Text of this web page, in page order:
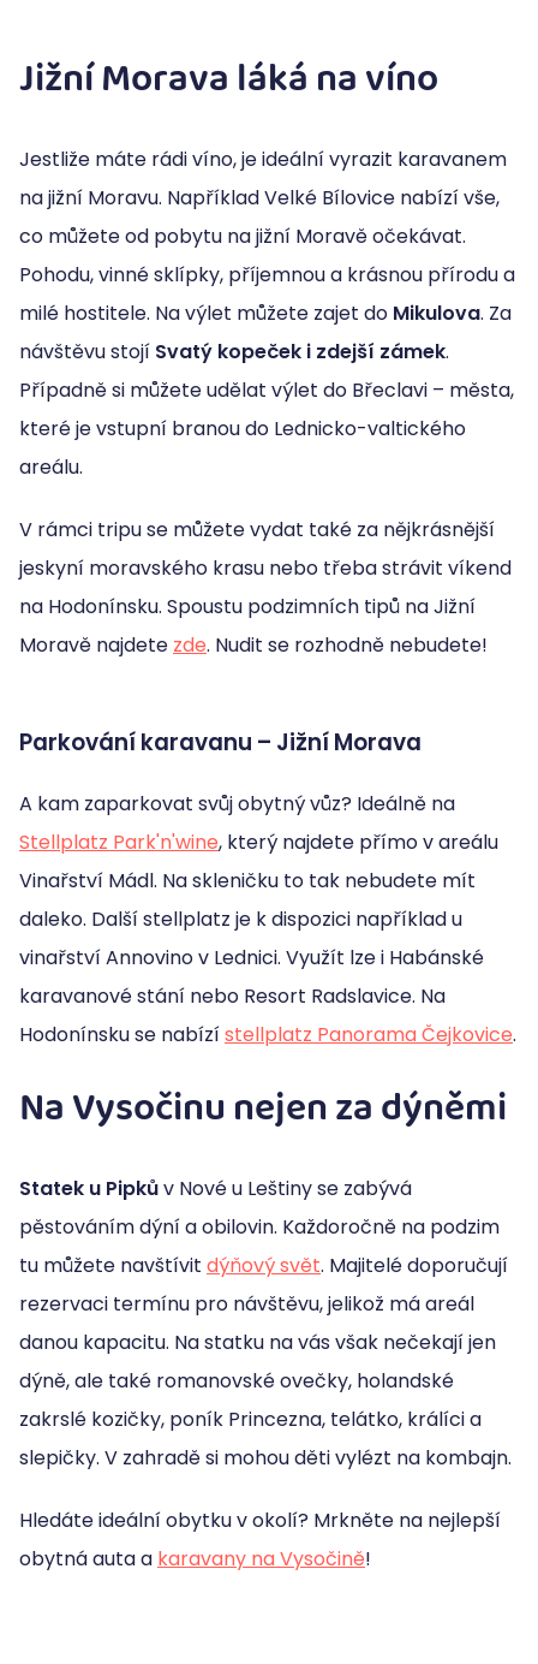
Jižní Morava láká na víno
Jestliže máte rádi víno, je ideální vyrazit karavanem
na jižní Moravu. Například Velké Bílovice nabízí vše,
co můžete od pobytu na jižní Moravě očekávat.
Pohodu, vinné sklípky, příjemnou a krásnou přírodu a
milé hostitele. Na výlet můžete zajet do Mikulova. Za
návštěvu stojí Svatý kopeček i zdejší zámek.
Případně si můžete udělat výlet do Břeclavi – města,
které je vstupní branou do Lednicko-valtického
areálu.
V rámci tripu se můžete vydat také za nějkrásnější
jeskyní moravského krasu nebo třeba strávit víkend
na Hodonínsku. Spoustu podzimních tipů na Jižní
Moravě najdete zde. Nudit se rozhodně nebudete!
Parkování karavanu – Jižní Morava
A kam zaparkovat svůj obytný vůz? Ideálně na
Stellplatz Park'n'wine, který najdete přímo v areálu
Vinařství Mádl. Na skleničku to tak nebudete mít
daleko. Další stellplatz je k dispozici například u
vinařství Annovino v Lednici. Využít lze i Habánské
karavanové stání nebo Resort Radslavice. Na
Hodonínsku se nabízístellplatz Panorama Čejkovice.
Na Vysočinu nejen za dýněmi
Statek u Pipkův Nové u Leštiny se zabývá
pěstováním dýní a obilovin. Každoročně na podzim
tu můžete navštívit dýňový svět. Majitelé doporučují
rezervaci termínu pro návštěvu, jelikož má areál
danou kapacitu. Na statku na vás však nečekají jen
dýně, ale také romanovské ovečky, holandské
zakrslé kozičky, poník Princezna, telátko, králíci a
slepičky. V zahradě si mohou děti vylézt na kombajn.
Hledáte ideální obytku v okolí? Mrkněte na nejlepší
obytná auta a karavany na Vysočině!